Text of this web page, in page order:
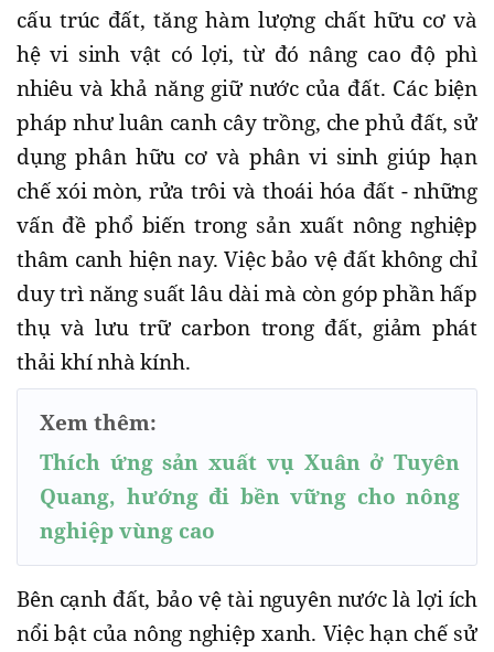
cấu trúc đất, tăng hàm lượng chất hữu cơ và
hệ vi sinh vật có lợi, từ đó nâng cao độ phì
nhiêu và khả năng giữ nước của đất. Các biện
pháp như luân canh cây trồng, che phủ đất, sử
dụng phân hữu cơ và phân vi sinh giúp hạn
chế xói mòn, rửa trôi và thoái hóa đất - những
vấn đề phổ biến trong sản xuất nông nghiệp
thâm canh hiện nay. Việc bảo vệ đất không chỉ
duy trì năng suất lâu dài mà còn góp phần hấp
thụ và lưu trữ carbon trong đất, giảm phát
thải khí nhà kính.
Xem thêm:
Thích ứng sản xuất vụ Xuân ở Tuyên
Quang, hướng đi bền vững cho nông
nghiệp vùng cao
Bên cạnh đất, bảo vệ tài nguyên nước là lợi ích
nổi bật của nông nghiệp xanh. Việc hạn chế sử